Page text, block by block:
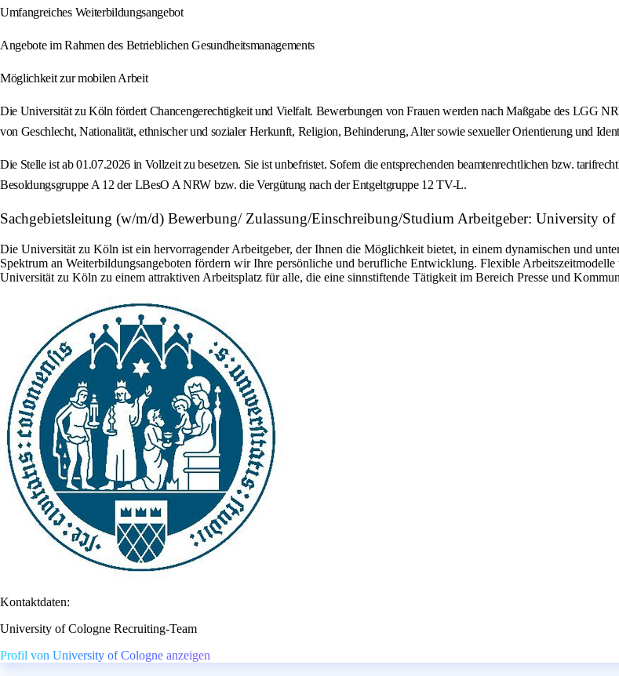
Umfangreiches Weiterbildungsangebot
Angebote im Rahmen des Betrieblichen Gesundheitsmanagements
Möglichkeit zur mobilen Arbeit
Die Universität zu Köln fördert Chancengerechtigkeit und Vielfalt. Bewerbungen von Frauen werden nach Maßgabe des LGG
von Geschlecht, Nationalität, ethnischer und sozialer Herkunft, Religion, Behinderung, Alter sowie sexueller Orientierung und
Die Stelle ist ab 01.07.2026 in Vollzeit zu besetzen. Sie ist unbefristet. Sofern die entsprechenden beamtenrechtlichen bzw.
Besoldungsgruppe A 12 der LBesO A NRW bzw. die Vergütung nach der Entgeltgruppe 12 TV-L.
Sachgebietsleitung (w/m/d) Bewerbung/ Zulassung/Einschreibung/Studium Arbeitgeber: University
Die Universität zu Köln ist ein hervorragender Arbeitgeber, der Ihnen die Möglichkeit bietet, in einem dynamischen und
Spektrum an Weiterbildungsangeboten fördern wir Ihre persönliche und berufliche Entwicklung. Flexible
Universität zu Köln zu einem attraktiven Arbeitsplatz für alle, die eine sinnstiftende Tätigkeit im Bereich Presse und
Kontaktdaten:
University of Cologne Recruiting-Team
Profil von University of Cologne anzeigen